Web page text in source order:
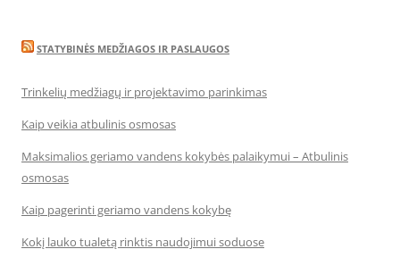
STATYBINĖS MEDŽIAGOS IR PASLAUGOS
Trinkelių medžiagų ir projektavimo parinkimas
Kaip veikia atbulinis osmosas
Maksimalios geriamo vandens kokybės palaikymui – Atbulinis
osmosas
Kaip pagerinti geriamo vandens kokybę
Kokį lauko tualetą rinktis naudojimui soduose